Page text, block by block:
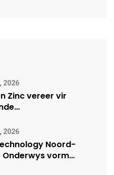
2026
Zinc vereer vir
Mynbou Ekspo
2026
Noord-
Onderwys vorm